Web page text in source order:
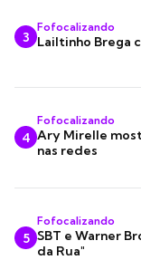
3
Fofocalizando
Lailtinho Brega
4
Fofocalizando
Ary Mirelle
nas redes
5
Fofocalizando
SBT e Warner
da Rua"